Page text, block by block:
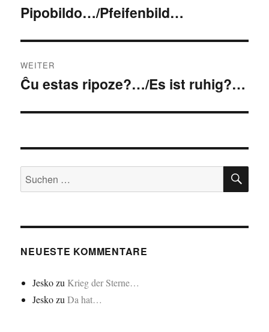
Vorheriger
Pipobildo…/Pfeifenbild…
WEITER
Nächster
Ĉu estas ripoze?…/Es ist ruhig?…
Suchen
nach:
NEUESTE KOMMENTARE
Jeskozu Krieg der Sterne…
JeskozuDa hat…